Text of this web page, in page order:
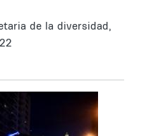
de la diversidad,